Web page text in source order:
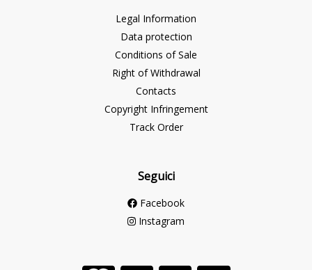
Legal Information
Data protection
Conditions of Sale
Right of Withdrawal
Contacts
Copyright Infringement
Track Order
Seguici
Facebook
Instagram